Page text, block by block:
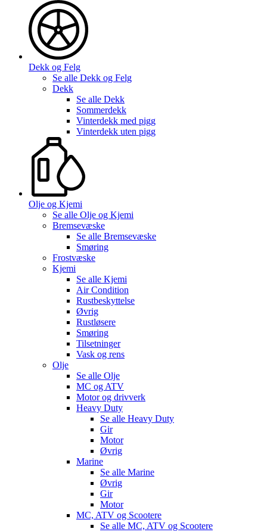
Dekk og Felg
Se alle Dekk og Felg
Dekk
Se alle Dekk
Sommerdekk
Vinterdekk med pigg
Vinterdekk uten pigg
Olje og Kjemi
Se alle Olje og Kjemi
Bremsevæske
Se alle Bremsevæske
Smøring
Frostvæske
Kjemi
Se alle Kjemi
Air Condition
Rustbeskyttelse
Øvrig
Rustløsere
Smøring
Tilsetninger
Vask og rens
Olje
Se alle Olje
MC og ATV
Motor og drivverk
Heavy Duty
Se alle Heavy Duty
Gir
Motor
Øvrig
Marine
Se alle Marine
Øvrig
Gir
Motor
MC, ATV og Scootere
Se alle MC, ATV og Scootere